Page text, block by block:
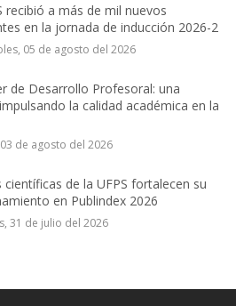
recibió a más de mil nuevos
en la jornada de inducción 2026-2
05 de agosto del 2026
de Desarrollo Profesoral: una
la calidad académica en la
de agosto del 2026
científicas de la UFPS fortalecen su
en Publindex 2026
31 de julio del 2026